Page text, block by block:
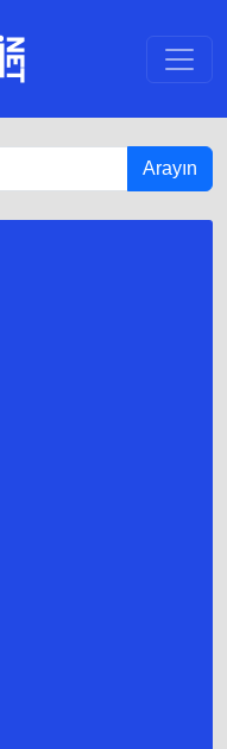
Arayın